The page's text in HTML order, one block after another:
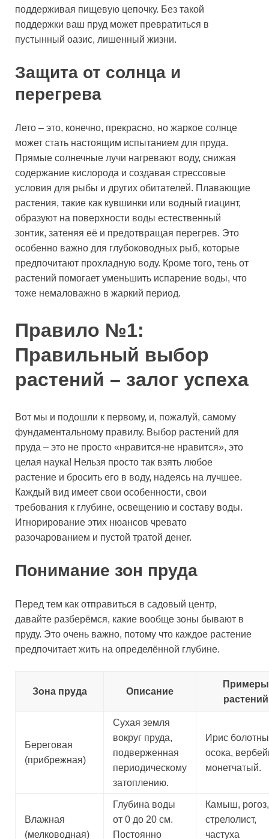
поддерживая пищевую цепочку. Без такой
поддержки ваш пруд может превратиться в
пустынный оазис, лишенный жизни.
Защита от солнца и
перегрева
Лето – это, конечно, прекрасно, но жаркое солнце
может стать настоящим испытанием для пруда.
Прямые солнечные лучи нагревают воду, снижая
содержание кислорода и создавая стрессовые
условия для рыбы и других обитателей. Плавающие
растения, такие как кувшинки или водный гиацинт,
образуют на поверхности воды естественный
зонтик, затеняя её и предотвращая перегрев. Это
особенно важно для глубоководных рыб, которые
предпочитают прохладную воду. Кроме того, тень от
растений помогает уменьшить испарение воды, что
тоже немаловажно в жаркий период.
Правило №1:
Правильный выбор
растений – залог успеха
Вот мы и подошли к первому, и, пожалуй, самому
фундаментальному правилу. Выбор растений для
пруда – это не просто «нравится-не нравится», это
целая наука! Нельзя просто так взять любое
растение и бросить его в воду, надеясь на лучшее.
Каждый вид имеет свои особенности, свои
требования к глубине, освещению и составу воды.
Игнорирование этих нюансов чревато
разочарованием и пустой тратой денег.
Понимание зон пруда
Перед тем как отправиться в садовый центр,
давайте разберёмся, какие вообще зоны бывают в
пруду. Это очень важно, потому что каждое растение
предпочитает жить на определённой глубине.
Зона пруда Описание
Примеры
растений
Береговая
(прибрежная)
Сухая земля
вокруг пруда,
подверженная
периодическому
затоплению.
Ирис
осока,
монетчатый.
Влажная
(мелководная)
Глубина воды
от 0 до 20 см.
Постоянно
Камыш, рогоз,
стрелолист,
частуха